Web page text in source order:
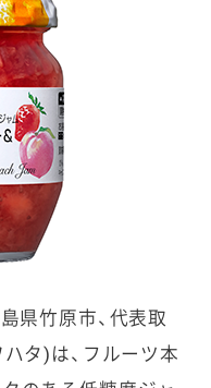
県竹原市、代表取
タ)は、フルーツ本